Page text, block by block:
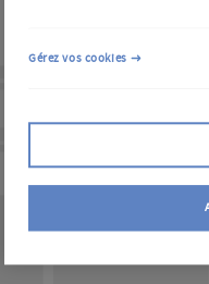
Gérez vos cookies